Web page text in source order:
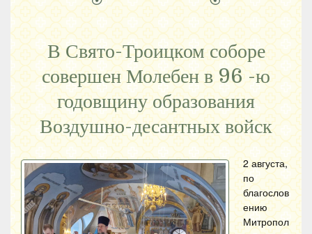
В Свято-Троицком соборе
совершен Молебен в 96 -ю
годовщину образования
Воздушно-десантных войск
2 августа,
по
благослов
ению
Митропол